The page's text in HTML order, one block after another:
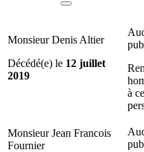
Monsieur Denis Altier
Décédé(e) le 12 juillet
2019
à
Monsieur Jean Francois
Fournier